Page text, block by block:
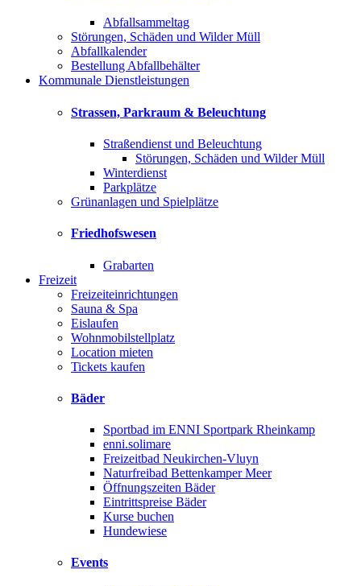
Abfallsammeltag
Störungen, Schäden und Wilder Müll
Abfallkalender
Bestellung Abfallbehälter
Kommunale Dienstleistungen
Strassen, Parkraum & Beleuchtung
Straßendienst und Beleuchtung
Störungen, Schäden und Wilder Müll
Winterdienst
Parkplätze
Grünanlagen und Spielplätze
Friedhofswesen
Grabarten
Freizeit
Freizeiteinrichtungen
Sauna & Spa
Eislaufen
Wohnmobilstellplatz
Location mieten
Tickets kaufen
Bäder
Sportbad im ENNI Sportpark Rheinkamp
enni.solimare
Freizeitbad Neukirchen-Vluyn
Naturfreibad Bettenkamper Meer
Öffnungszeiten Bäder
Eintrittspreise Bäder
Kurse buchen
Hundewiese
Events